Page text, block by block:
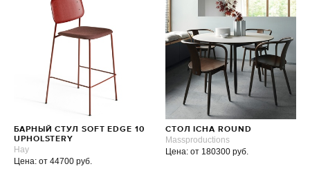
БАРНЫЙ СТУЛ SOFT EDGE 10
UPHOLSTERY
Hay
Цена: от 44700 руб.
СТОЛ ICHA ROUND
Massproductions
Цена: от 180300 руб.